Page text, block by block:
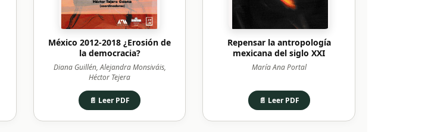
México 2012-2018 ¿Erosión de
la democracia?
Diana Guillén, Alejandra Monsiváis,
Héctor Tejera
📄 Leer PDF
Repensar la antropología
mexicana del siglo XXI
María Ana Portal
📄 Leer PDF